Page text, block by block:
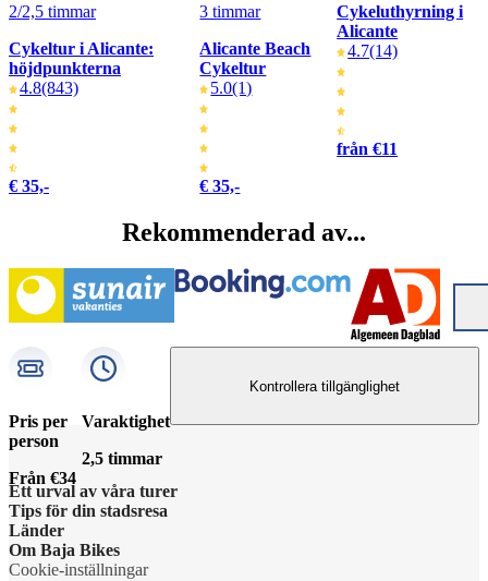
2/2,5 timmar
Cykeltur i Alicante:
höjdpunkterna
4.8(843)
€ 35,-
3 timmar
Alicante Beach
Cykeltur
5.0(1)
€ 35,-
Cykeluthyrning i
Alicante
4.7(14)
från €11
Rekommenderad av...
Pris per
person
Från €34
Varaktighet
2,5 timmar
Kontrollera tillgänglighet
Ett urval av våra turer
Tips för din stadsresa
Länder
Om Baja Bikes
Cookie-inställningar